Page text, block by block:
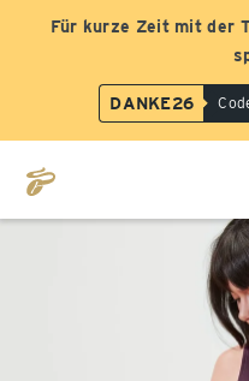
Für kurze Zeit mit der
DANKE26